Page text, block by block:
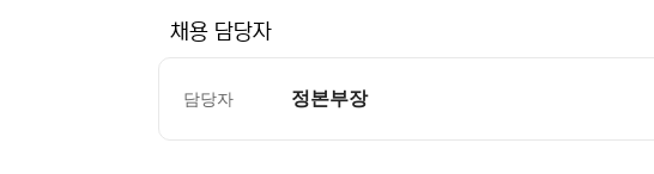
채용 담당자
담당자 정본부장